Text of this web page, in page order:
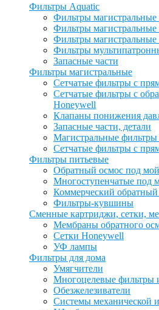
Фильтры Aquatic
Фильтры магистральные
Фильтры магистральные
Фильтры магистральные
Фильтры
Запасные части
Фильтры магистральные
Сетчатые фильтры с
Сетчатые фильтры с
Honeywell
Клапаны понижения
Запасные части, детали
Магистральные
Сетчатые фильтры с
Фильтры питьевые
Обратный осмос под
Многоступенчатые под
Коммерческий обратный
Фильтры-кувшины
Сменные картриджи, сетки,
Мембраны обратного
Сетки Honeywell
УФ лампы
Фильтры для дома
Умягчители
Многоцелевые фильтры
Обезжелезиватели
Системы механической